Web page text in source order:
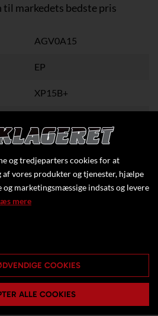
markedets bedste pris
AGV0A15
EP
XP15B+
pallevogn
1500
og tredjeparters cookies for at
af vores produkter og tjenester, hjælpe
og marketingsmæssige indsats og levere
mere
COOKIES
ALLE COOKIES